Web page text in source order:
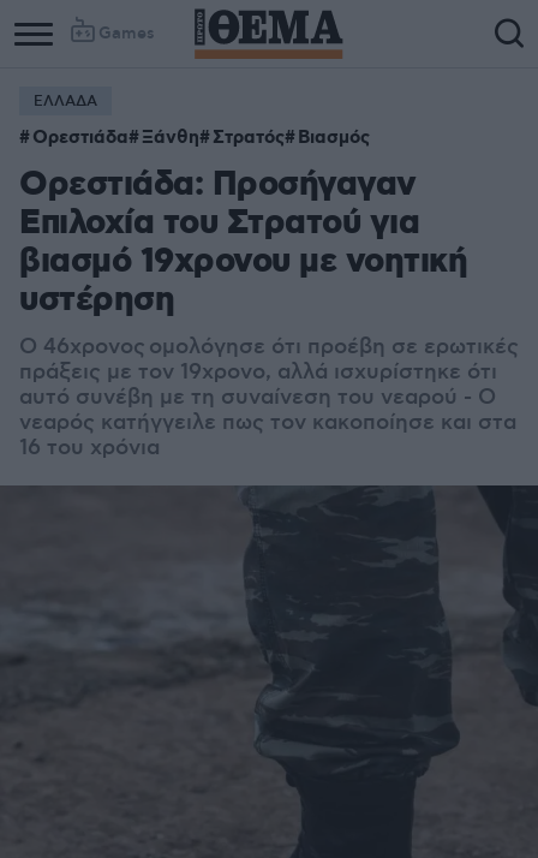
Games
ΕΛΛΑΔΑ
Ορεστιάδα Ξάνθη Στρατός Βιασμός
Ορεστιάδα: Προσήγαγαν
Επιλοχία του Στρατού για
βιασμό 19χρονου με νοητική
υστέρηση
O 46χρονος ομολόγησε ότι προέβη σε ερωτικές
πράξεις με τον 19χρονο, αλλά ισχυρίστηκε ότι
αυτό συνέβη με τη συναίνεση του νεαρού - Ο
νεαρός κατήγγειλε πως τον κακοποίησε και στα
16 του χρόνια